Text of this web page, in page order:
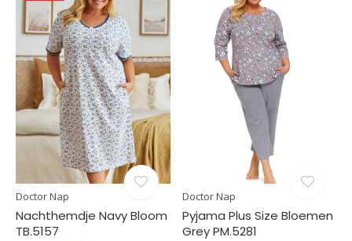
Doctor Nap
Nachthemdje Navy Bloom
TB.5157
Doctor Nap
Pyjama Plus Size Bloemen
Grey PM.5281